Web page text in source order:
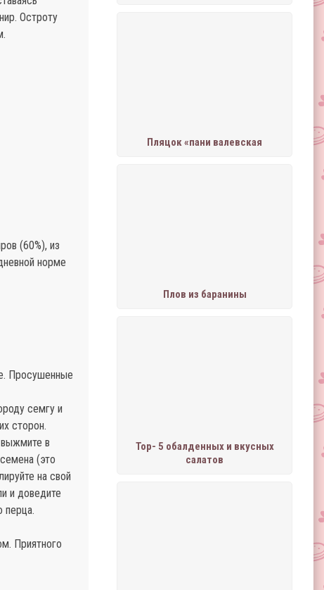
Пляцок «пани валевская
Плов из баранины
Тор- 5 обалденных и вкусных
салатов
Остроту
(60%), из
норме
Просушенные
семгу и
сторон.
выжмите в
(это
на свой
и доведите
перца.
Приятного